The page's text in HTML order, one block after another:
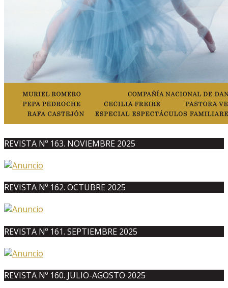
REVISTA Nº 163. NOVIEMBRE 2025
REVISTA Nº 162. OCTUBRE 2025
REVISTA Nº 161. SEPTIEMBRE 2025
REVISTA Nº 160. JULIO-AGOSTO 2025